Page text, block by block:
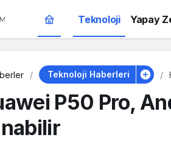
Teknoloji Yapay
Teknoloji Haberleri
P50 Pro,